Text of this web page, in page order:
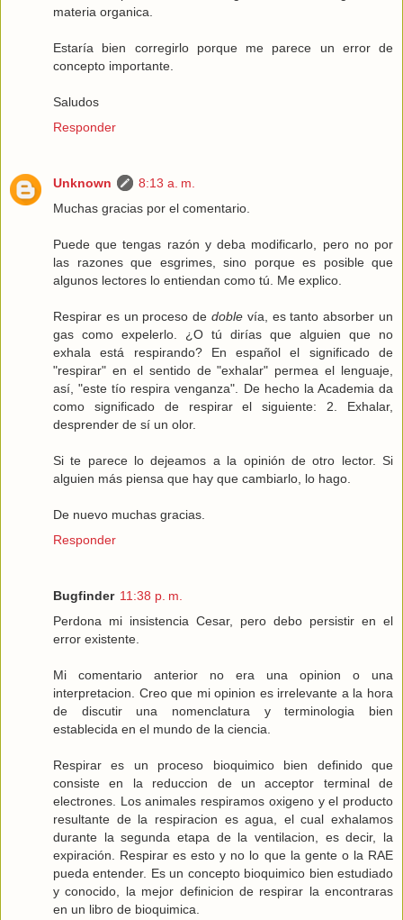
materia organica.
Estaría bien corregirlo porque me parece un error de
concepto importante.
Saludos
Responder
Unknown
8:13 a. m.
Muchas gracias por el comentario.
Puede que tengas razón y deba modificarlo, pero no por
las razones que esgrimes, sino porque es posible que
algunos lectores lo entiendan como tú. Me explico.
Respirar es un proceso de doble vía, es tanto absorber un
gas como expelerlo. ¿O tú dirías que alguien que no
exhala está respirando? En español el significado de
"respirar" en el sentido de "exhalar" permea el lenguaje,
así, "este tío respira venganza". De hecho la Academia da
como significado de respirar el siguiente: 2. Exhalar,
desprender de sí un olor.
Si te parece lo dejeamos a la opinión de otro lector. Si
alguien más piensa que hay que cambiarlo, lo hago.
De nuevo muchas gracias.
Responder
Bugfinder 11:38 p. m.
Perdona mi insistencia Cesar, pero debo persistir en el
error existente.
Mi comentario anterior no era una opinion o una
interpretacion. Creo que mi opinion es irrelevante a la hora
de discutir una nomenclatura y terminologia bien
establecida en el mundo de la ciencia.
Respirar es un proceso bioquimico bien definido que
consiste en la reduccion de un acceptor terminal de
electrones. Los animales respiramos oxigeno y el producto
resultante de la respiracion es agua, el cual exhalamos
durante la segunda etapa de la ventilacion, es decir, la
expiración. Respirar es esto y no lo que la gente o la RAE
pueda entender. Es un concepto bioquimico bien estudiado
y conocido, la mejor definicion de respirar la encontraras
en un libro de bioquimica.